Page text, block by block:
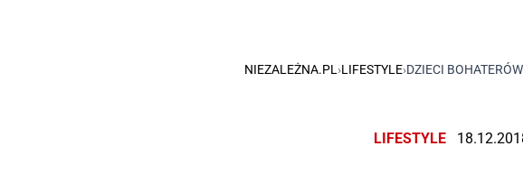
NIEZALEŻNA.PL ›LIFESTYLE›DZIECI
LIFESTYLE